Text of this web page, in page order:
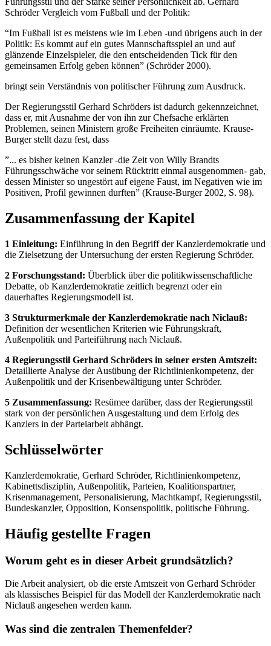
Schröder Vergleich vom Fußball und der Politik:
“Im Fußball ist es meistens wie im Leben -und übrigens auch in der
Politik: Es kommt auf ein gutes Mannschaftsspiel an und auf
glänzende Einzelspieler, die den entscheidenden Tick für den
gemeinsamen Erfolg geben können” (Schröder 2000).
bringt sein Verständnis von politischer Führung zum Ausdruck.
Der Regierungsstil Gerhard Schröders ist dadurch gekennzeichnet,
dass er, mit Ausnahme der von ihn zur Chefsache erklärten
Problemen, seinen Ministern große Freiheiten einräumte. Krause-
Burger stellt dazu fest, dass
”... es bisher keinen Kanzler -die Zeit von Willy Brandts
Führungsschwäche vor seinem Rücktritt einmal ausgenommen- gab,
dessen Minister so ungestört auf eigene Faust, im Negativen wie im
Positiven, Profil gewinnen durften” (Krause-Burger 2002, S. 98).
Zusammenfassung der Kapitel
1 Einleitung: Einführung in den Begriff der Kanzlerdemokratie und
die Zielsetzung der Untersuchung der ersten Regierung Schröder.
2 Forschungsstand: Überblick über die politikwissenschaftliche
Debatte, ob Kanzlerdemokratie zeitlich begrenzt oder ein
dauerhaftes Regierungsmodell ist.
3 Strukturmerkmale der Kanzlerdemokratie nach Niclauß:
Definition der wesentlichen Kriterien wie Führungskraft,
Außenpolitik und Parteiführung nach Niclauß.
4 Regierungsstil Gerhard Schröders in seiner ersten Amtszeit:
Detaillierte Analyse der Ausübung der Richtlinienkompetenz, der
Außenpolitik und der Krisenbewältigung unter Schröder.
5 Zusammenfassung: Resümee darüber, dass der Regierungsstil
stark von der persönlichen Ausgestaltung und dem Erfolg des
Kanzlers in der Parteiarbeit abhängt.
Schlüsselwörter
Kanzlerdemokratie, Gerhard Schröder, Richtlinienkompetenz,
Kabinettsdisziplin, Außenpolitik, Parteien, Koalitionspartner,
Krisenmanagement, Personalisierung, Machtkampf, Regierungsstil,
Bundeskanzler, Opposition, Konsenspolitik, politische Führung.
Häufig gestellte Fragen
Worum geht es in dieser Arbeit grundsätzlich?
Die Arbeit analysiert, ob die erste Amtszeit von Gerhard Schröder
als klassisches Beispiel für das Modell der Kanzlerdemokratie nach
Niclauß angesehen werden kann.
Was sind die zentralen Themenfelder?